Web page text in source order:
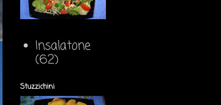
Insalatone
(62)
Stuzzichini